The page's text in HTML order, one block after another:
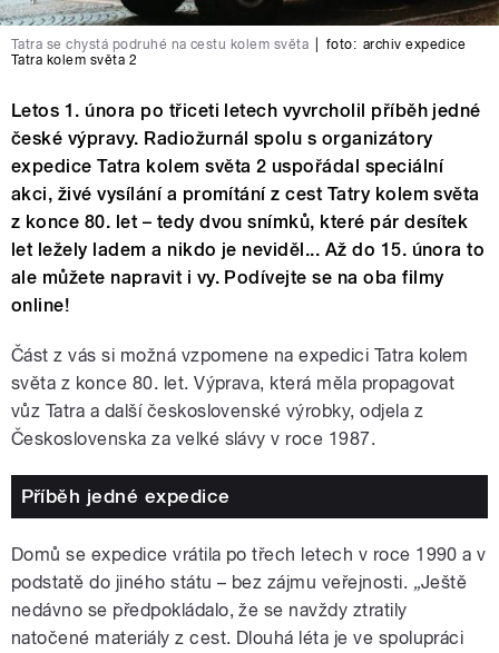
Tatra se chystá podruhé na cestu kolem světa foto: archiv expedice
Tatra kolem světa 2
Letos 1. února po třiceti letech vyvrcholil příběh jedné
české výpravy. Radiožurnál spolu s organizátory
expedice Tatra kolem světa 2 uspořádal speciální
akci, živé vysílání a promítání z cest Tatry kolem světa
z konce 80. let – tedy dvou snímků, které pár desítek
let ležely ladem a nikdo je neviděl... Až do 15. února to
ale můžete napravit i vy. Podívejte se na oba filmy
online!
Část z vás si možná vzpomene na expedici Tatra kolem
světa z konce 80. let. Výprava, která měla propagovat
vůz Tatra a další československé výrobky, odjela z
Československa za velké slávy v roce 1987.
Příběh jedné expedice
Domů se expedice vrátila po třech letech v roce 1990 a v
podstatě do jiného státu – bez zájmu veřejnosti. „Ještě
nedávno se předpokládalo, že se navždy ztratily
natočené materiály z cest. Dlouhá léta je ve spolupráci